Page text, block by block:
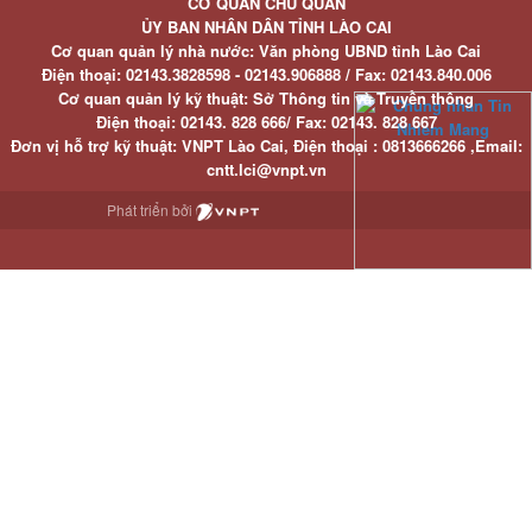
ỦY BAN NHÂN DÂN TỈNH LÀO CAI
Cơ quan quản lý nhà nước: Văn phòng UBND tỉnh Lào Cai
Điện thoại:02143.3828598 - 02143.906888 / Fax:02143.840.006
Cơ quan quản lý kỹ thuật: Sở Thông tin và Truyền thông
Điện thoại:02143. 828 666/ Fax:02143. 828 667
Đơn vị hỗ trợ kỹ thuật: VNPT Lào Cai, Điện thoại : 0813666266 ,Email:
cntt.lci@vnpt.vn
Phát triển bởi